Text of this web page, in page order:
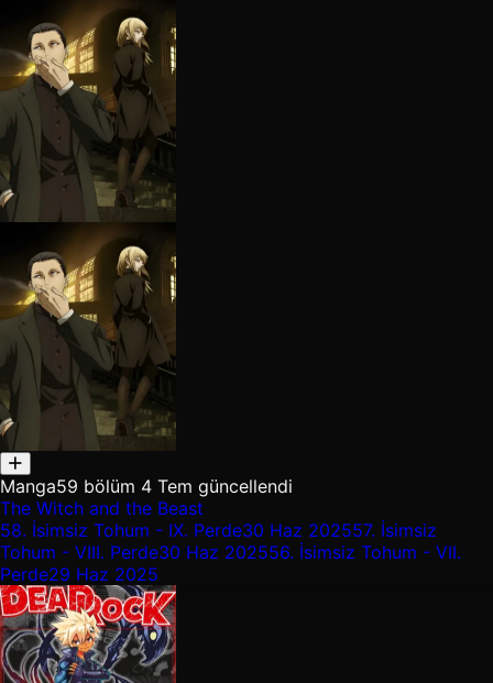
Manga59 bölüm 4 Tem güncellendi
The Witch and the Beast
58. İsimsiz Tohum - IX. Perde30 Haz 202557. İsimsiz
Tohum - VIII. Perde30 Haz 202556. İsimsiz Tohum - VII.
Perde29 Haz 2025